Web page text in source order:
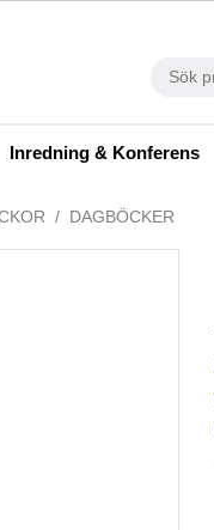
Inredning & Konferens
DAGBÖCKER